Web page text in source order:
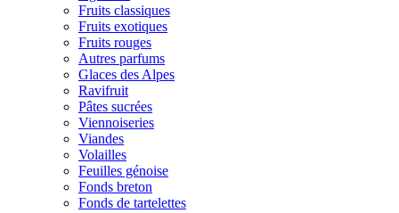
Fruits classiques
Fruits exotiques
Fruits rouges
Autres parfums
Glaces des Alpes
Ravifruit
Pâtes sucrées
Viennoiseries
Viandes
Volailles
Feuilles génoise
Fonds breton
Fonds de tartelettes